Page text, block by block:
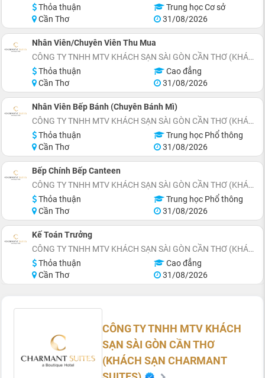
Thỏa thuận
Trung học Cơ sở
Cần Thơ
31/08/2026
Nhân Viên/Chuyên Viên Thu Mua
CÔNG TY TNHH MTV KHÁCH SẠN SÀI GÒN CẦN THƠ (KHÁCH SẠN CHARMANT SUITES)
Thỏa thuận
Cao đẳng
Cần Thơ
31/08/2026
Nhân Viên Bếp Bánh (Chuyên Bánh Mì)
CÔNG TY TNHH MTV KHÁCH SẠN SÀI GÒN CẦN THƠ (KHÁCH SẠN CHARMANT SUITES)
Thỏa thuận
Trung học Phổ thông
Cần Thơ
31/08/2026
Bếp Chính Bếp Canteen
CÔNG TY TNHH MTV KHÁCH SẠN SÀI GÒN CẦN THƠ (KHÁCH SẠN CHARMANT SUITES)
Thỏa thuận
Trung học Phổ thông
Cần Thơ
31/08/2026
Kế Toán Trưởng
CÔNG TY TNHH MTV KHÁCH SẠN SÀI GÒN CẦN THƠ (KHÁCH SẠN CHARMANT SUITES)
Thỏa thuận
Cao đẳng
Cần Thơ
31/08/2026
CÔNG TY TNHH MTV KHÁCH
SẠN SÀI GÒN CẦN THƠ
(KHÁCH SẠN CHARMANT